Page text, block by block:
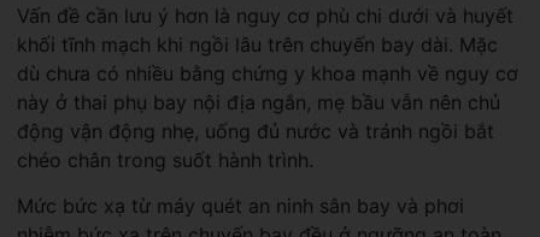
Vấn đề cần lưu ý hơn là nguy cơ phù chi dưới và huyết
khối tĩnh mạch khi ngồi lâu trên chuyến bay dài. Mặc
dù chưa có nhiều bằng chứng y khoa mạnh về nguy cơ
này ở thai phụ bay nội địa ngắn, mẹ bầu vẫn nên chủ
động vận động nhẹ, uống đủ nước và tránh ngồi bắt
chéo chân trong suốt hành trình.
Mức bức xạ từ máy quét an ninh sân bay và phơi